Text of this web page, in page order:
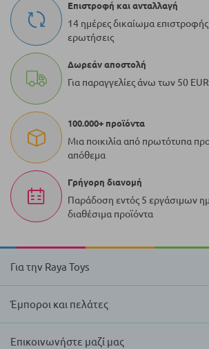
Επιστροφή και ανταλλαγή
14 ημέρες δικαίωμα
ερωτήσεις
Δωρεάν αποστολή
Για παραγγελίες άνω των 50
100.000+ προϊόντα
Μια ποικιλία από πρωτότυπα
απόθεμα
Γρήγορη διανομή
Παράδοση εντός 5 εργάσιμων
διαθέσιμα προϊόντα
Για την Raya Toys
Έμποροι και πελάτες
Επικοινωνήστε μαζί μας